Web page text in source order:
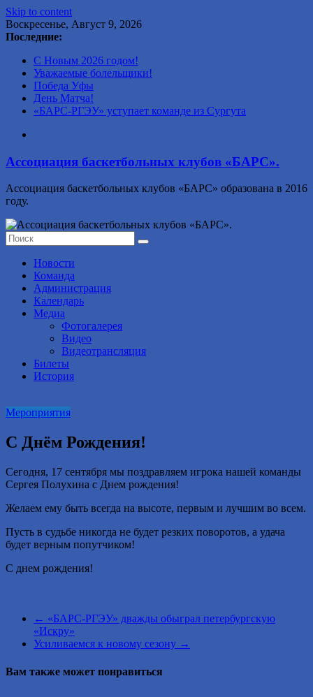
Skip to content
Воскресенье, Август 9, 2026
Последние:
С Новым 2026 годом!
Уважаемые болельщики!
Победа Уфы
День Матча!
«БАРС-РГЭУ» уступает команде из Сургута
Ассоциация баскетбольных клубов «БАРС».
Ассоциация баскетбольных клубов «БАРС» образована в 2016
году.
Новости
Команда
Администрация
Календарь
Медиа
Фотогалерея
Видео
Видеотрансляция
Билеты
История
Мероприятия
С Днём Рождения!
Сегодня, 17 сентября мы поздравляем игрока нашей команды
Сергея Полухина с Днем рождения!
Желаем ему быть всегда на высоте, первым и лучшим во всем.
Пусть в судьбе никогда не будет резких поворотов, а удача
будет верным попутчиком!
С днем рождения!
← «БАРС-РГЭУ» дважды обыграл петербургскую
«Искру»
Усиливаемся к новому сезону →
Вам также может понравиться